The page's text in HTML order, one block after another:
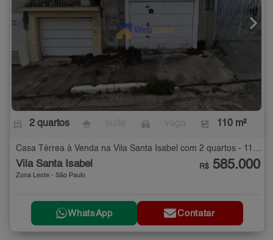
2 quartos 110 m²
Casa Térrea à Venda na Vila Santa Isabel com 2 quartos - 110 m²
Vila Santa Isabel
Zona Leste - São Paulo
R$ 585.000
WhatsApp Contatar